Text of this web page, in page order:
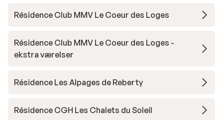
Résidence Club MMV Le Coeur des Loges
Résidence Club MMV Le Coeur des Loges -
ekstra værelser
Résidence Les Alpages de Reberty
Résidence CGH Les Chalets du Soleil